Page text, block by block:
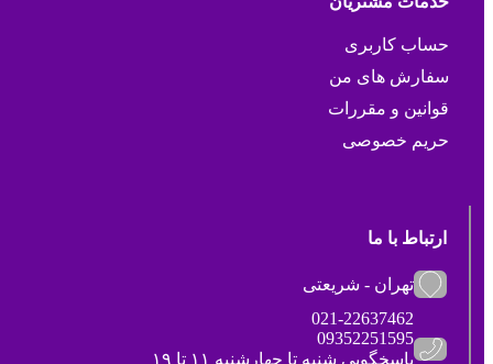
حساب کاربری
سفارش های من
قوانین و مقررات
حریم خصوصی
ارتباط با ما
تهران - شریعتی
021-22637462
09352251595
پاسخگویی شنبه تا چهارشنبه ۱۱ تا ۱۹